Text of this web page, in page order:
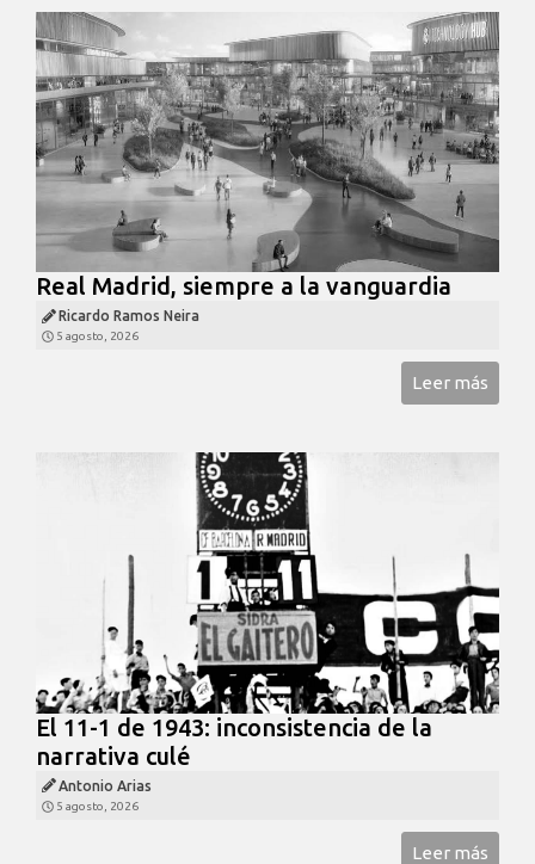
Real Madrid, siempre a la vanguardia
Ricardo Ramos Neira
5 agosto, 2026
Leer más
El 11-1 de 1943: inconsistencia de la
narrativa culé
Antonio Arias
5 agosto, 2026
Leer más